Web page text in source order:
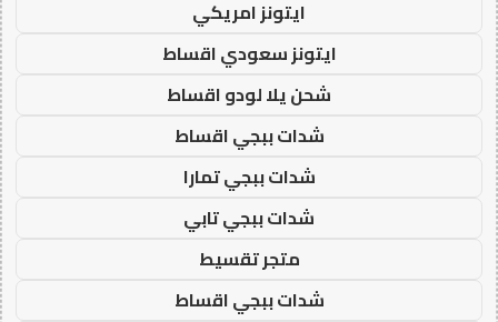
ايتونز امريكي
ايتونز سعودي اقساط
شحن يلا لودو اقساط
شدات ببجي اقساط
شدات ببجي تمارا
شدات ببجي تابي
متجر تقسيط
شدات ببجي اقساط